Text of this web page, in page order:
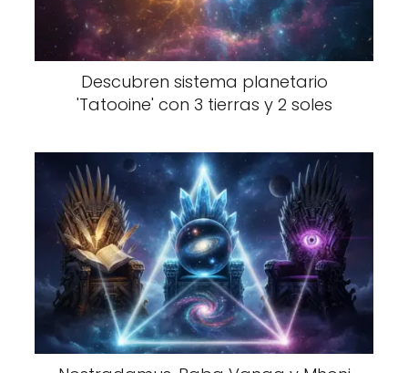
Descubren sistema planetario
'Tatooine' con 3 tierras y 2 soles